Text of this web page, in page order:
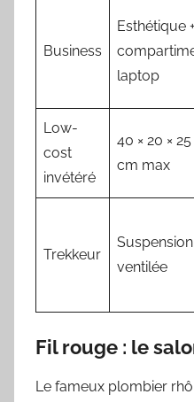
Business
Esthétique +
laptop
Low-
cost
invétéré
40 × 20 × 25
cm max
Trekkeur
Suspension
ventilée
Fil rouge : le
Le fameux plombier